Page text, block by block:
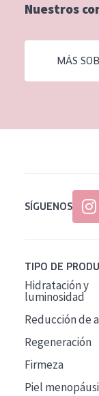
Piel madura
Piel expuesta
Piel
Todas las
Nuestros
MÁS
SÍGUENOS
TIPO DE
Hidratación y
luminosidad
Reducción de
Regeneración
Firmeza
Piel